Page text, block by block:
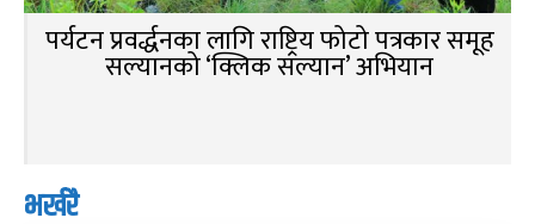
पर्यटन प्रवर्द्धनका लागि राष्ट्रिय फोटो पत्रकार समूह
सल्यानको ‘क्लिक सल्यान’ अभियान
भर्खरै